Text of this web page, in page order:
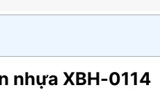
sao
nhựa XBH-0114